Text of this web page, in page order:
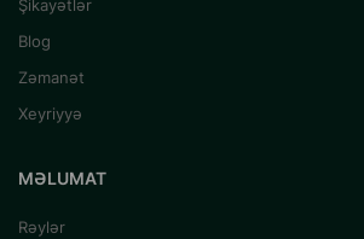
Şikayətlər
Blog
Zəmanət
Xeyriyyə
MƏLUMAT
Rəylər